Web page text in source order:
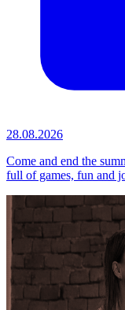
28.08.2026
Come and end the
full of games, fun and